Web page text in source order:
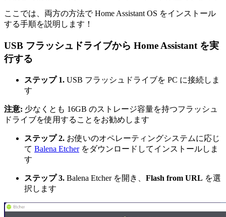
ここでは、両方の方法で Home Assistant OS をインストール
する手順を説明します！
USB フラッシュドライブから Home Assistant を実
行する
ステップ 1. USB フラッシュドライブを PC に接続しま
す
注意: 少なくとも 16GB のストレージ容量を持つフラッシュ
ドライブを使用することをお勧めします
ステップ 2. お使いのオペレーティングシステムに応じ
て Balena Etcherをダウンロードしてインストールしま
す
ステップ 3. Balena Etcher を開き、 Flash from URL を選
択します